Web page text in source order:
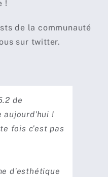
!
de la communauté
sur twitter.
de
aujourd'hui !
fois c'est pas
d'esthétique